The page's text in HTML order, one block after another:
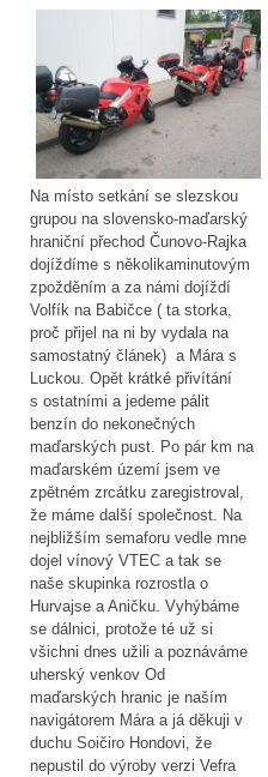
Na místo setkání se slezskou
grupou na slovensko-maďarský
hraniční přechod Čunovo-Rajka
dojíždíme s několikaminutovým
zpožděním a za námi dojíždí
Volfík na Babičce ( ta storka,
proč přijel na ni by vydala na
samostatný článek) a Mára s
Luckou. Opět krátké přivítání
s ostatními a jedeme pálit
benzín do nekonečných
maďarských pust. Po pár km na
maďarském území jsem ve
zpětném zrcátku zaregistroval,
že máme další společnost. Na
nejbližším semaforu vedle mne
dojel vínový VTEC a tak se
naše skupinka rozrostla o
Hurvajse a Aničku. Vyhýbáme
se dálnici, protože té už si
všichni dnes užili a poznáváme
uherský venkov Od
maďarských hranic je naším
navigátorem Mára a já děkuji v
duchu Soičiro Hondovi, že
nepustil do výroby verzi Vefra